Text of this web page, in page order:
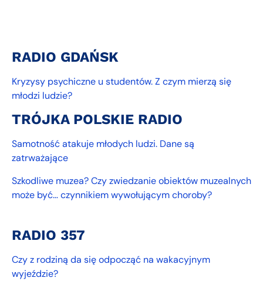
RADIO GDAŃSK
Kryzysy psychiczne u studentów. Z czym mierzą się
młodzi ludzie?
TRÓJKA POLSKIE RADIO
Samotność atakuje młodych ludzi. Dane są
zatrważające
Szkodliwe muzea? Czy zwiedzanie obiektów muzealnych
może być… czynnikiem wywołującym choroby?
RADIO 357
Czy z rodziną da się odpocząć na wakacyjnym
wyjeździe?